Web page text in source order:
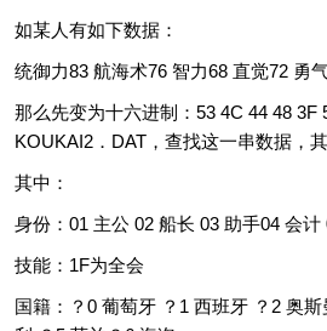
如某人有如下数据：
统御力83 航海术76 智力68 直觉72 勇
那么先变为十六进制：53 4C 44 48 3F
KOUKAI2．DAT，查找这一串数据，
其中：
身份：01 主公 02 船长 03 助手04 会
技能：1F为全会
国籍：？0 葡萄牙 ？1 西班牙 ？2 奥